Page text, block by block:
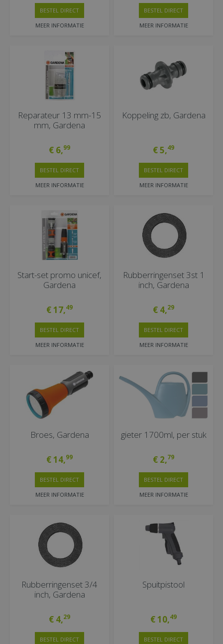
MEER INFORMATIE
BESTEL DIRECT
MEER INFORMATIE
BESTEL DIRECT
Reparateur 13 mm-15
mm, Gardena
€ 6,99
MEER INFORMATIE
BESTEL DIRECT
Koppeling zb, Gardena
€5,49
MEER INFORMATIE
BESTEL DIRECT
Start-set promo unicef,
Gardena
€17,49
MEER INFORMATIE
BESTEL DIRECT
Rubberringenset 3st 1
inch, Gardena
€ 4,29
MEER INFORMATIE
BESTEL DIRECT
Broes, Gardena
€14,99
MEER INFORMATIE
BESTEL DIRECT
gieter 1700ml, per stuk
€ 2,79
MEER INFORMATIE
BESTEL DIRECT
Rubberringenset 3/4
inch, Gardena
€ 4,29
BESTEL DIRECT
Spuitpistool
€10,49
BESTEL DIRECT